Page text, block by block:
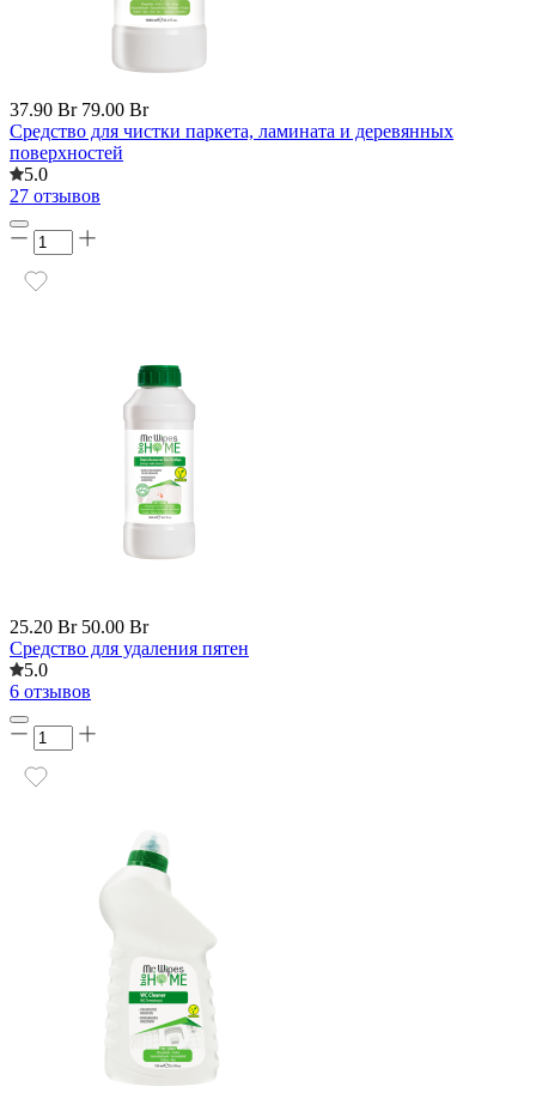
37.90 Br 79.00 Br
Средство для чистки паркета, ламината и деревянных
поверхностей
5.0
27 отзывов
25.20 Br 50.00 Br
Средство для удаления пятен
5.0
6 отзывов